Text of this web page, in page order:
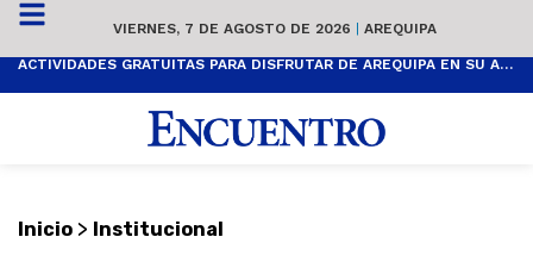
VIERNES, 7 DE AGOSTO DE 2026 | AREQUIPA
ACTIVIDADES GRATUITAS PARA DISFRUTAR DE AREQUIPA EN SU ANIVERSARIO
Inicio > Institucional